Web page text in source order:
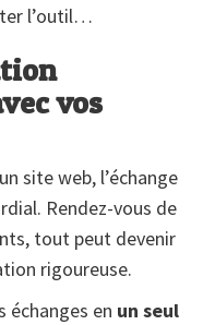
l’outil…
vos
site web, l’échange
Rendez-vous de
tout peut devenir
rigoureuse.
échanges en un seul